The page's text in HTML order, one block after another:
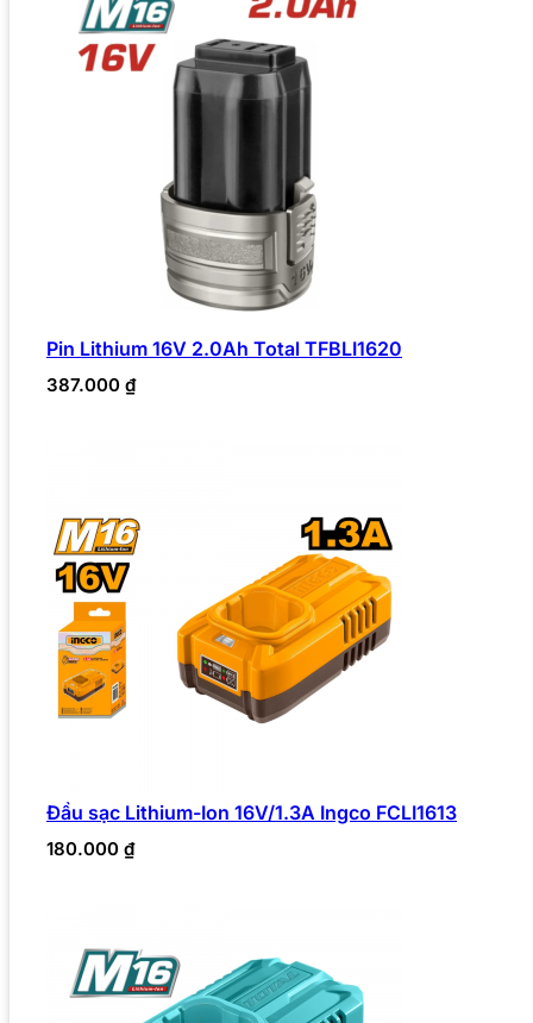
Pin Lithium 16V 2.0Ah Total TFBLI1620
387.000 ₫
Đầu sạc Lithium-Ion 16V/1.3A Ingco FCLI1613
180.000 ₫